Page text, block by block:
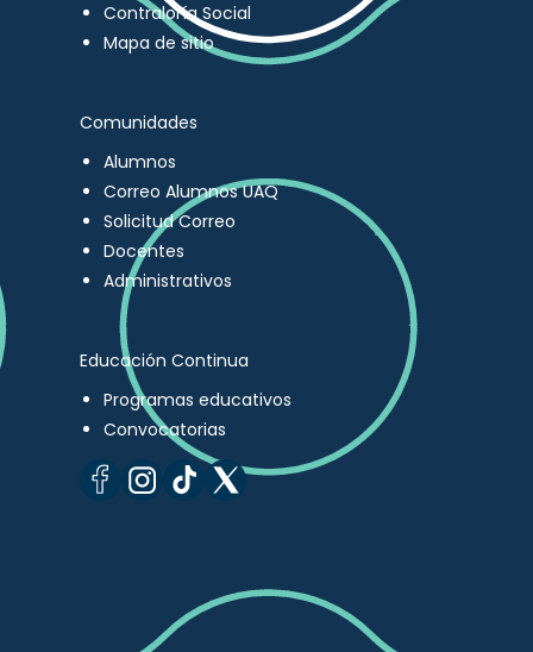
Contraloría Social
Mapa de sitio
Comunidades
Alumnos
Correo Alumnos UAQ
Solicitud Correo
Docentes
Administrativos
Educación Continua
Programas educativos
Convocatorias